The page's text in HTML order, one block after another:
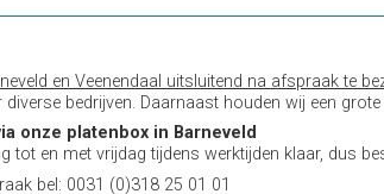
en Veenendaal uitsluitend na afspraak te
bedrijven. Daarnaast houden wij een
onze platenbox in Barneveld
tot en met vrijdag tijdens werktijden klaar, dus
bel: 0031 (0)318 25 01 01